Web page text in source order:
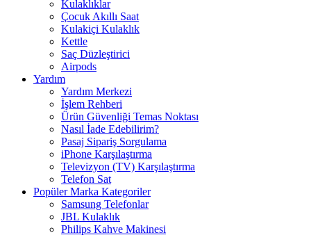
Kulaklıklar
Çocuk Akıllı Saat
Kulakiçi Kulaklık
Kettle
Saç Düzleştirici
Airpods
Yardım
Yardım Merkezi
İşlem Rehberi
Ürün Güvenliği Temas Noktası
Nasıl İade Edebilirim?
Pasaj Sipariş Sorgulama
iPhone Karşılaştırma
Televizyon (TV) Karşılaştırma
Telefon Sat
Popüler Marka Kategoriler
Samsung Telefonlar
JBL Kulaklık
Philips Kahve Makinesi